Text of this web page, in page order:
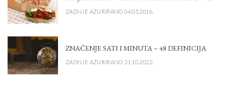
ZADNJE AŽURIRANO 04.05.2016.
ZNAČENJE SATI I MINUTA – 48 DEFINICIJA
ZADNJE AŽURIRANO 31.10.2022.